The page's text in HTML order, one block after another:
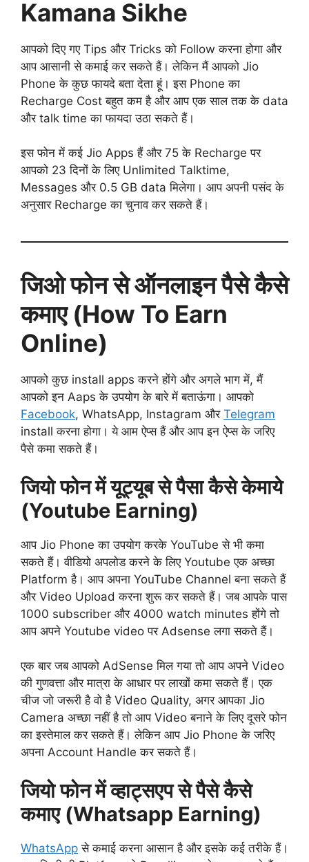
Kamana Sikhe
आपको दिए गए Tips और Tricks को Follow करना होगा और
आप आसानी से कमाई कर सकते हैं। लेकिन मैं आपको Jio
Phone के कुछ फायदे बता देता हूं। इस Phone का
Recharge Cost बहुत कम है और आप एक साल तक के data
और talk time का फायदा उठा सकते हैं।
इस फोन में कई Jio Apps हैं और 75 के Recharge पर
आपको 23 दिनों के लिए Unlimited Talktime,
Messages और 0.5 GB data मिलेगा। आप अपनी पसंद के
अनुसार Recharge का चुनाव कर सकते हैं।
जिओ फोन से ऑनलाइन पैसे कैसे
कमाए (How To Earn
Online)
आपको कुछ install apps करने होंगे और अगले भाग में, मैं
आपको इन Aaps के उपयोग के बारे में बताऊंगा। आपको
Facebook, WhatsApp, Instagram और Telegram
install करना होगा। ये आम ऐप्स हैं और आप इन ऐप्स के जरिए
पैसे कमा सकते हैं।
जियो फोन में यूट्यूब से पैसा कैसे केमाये
(Youtube Earning)
आप Jio Phone का उपयोग करके YouTube से भी कमा
सकते हैं। वीडियो अपलोड करने के लिए Youtube एक अच्छा
Platform है। आप अपना YouTube Channel बना सकते हैं
और Video Upload करना शुरू कर सकते हैं। जब आपके पास
1000 subscriber और 4000 watch minutes होंगे तो
आप अपने Youtube video पर Adsense लगा सकते हैं।
एक बार जब आपको AdSense मिल गया तो आप अपने Video
की गुणवत्ता और मात्रा के आधार पर लाखों कमा सकते हैं। एक
चीज जो जरूरी है वो है Video Quality, अगर आपका Jio
Camera अच्छा नहीं है तो आप Video बनाने के लिए दूसरे फोन
का इस्तेमाल कर सकते हैं। लेकिन आप Jio Phone के जरिए
अपना Account Handle कर सकते हैं।
जियो फोन में व्हाट्सएप से पैसे कैसे
कमाए (Whatsapp Earning)
WhatsApp से कमाई करना आसान है और इसके कई तरीके हैं।